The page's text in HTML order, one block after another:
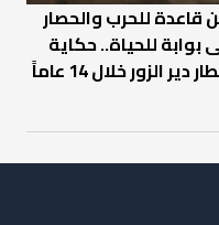
قاعدة للحرب والحصار
بوابة للحياة.. حكاية
دير الزور خلال 14 عاماً